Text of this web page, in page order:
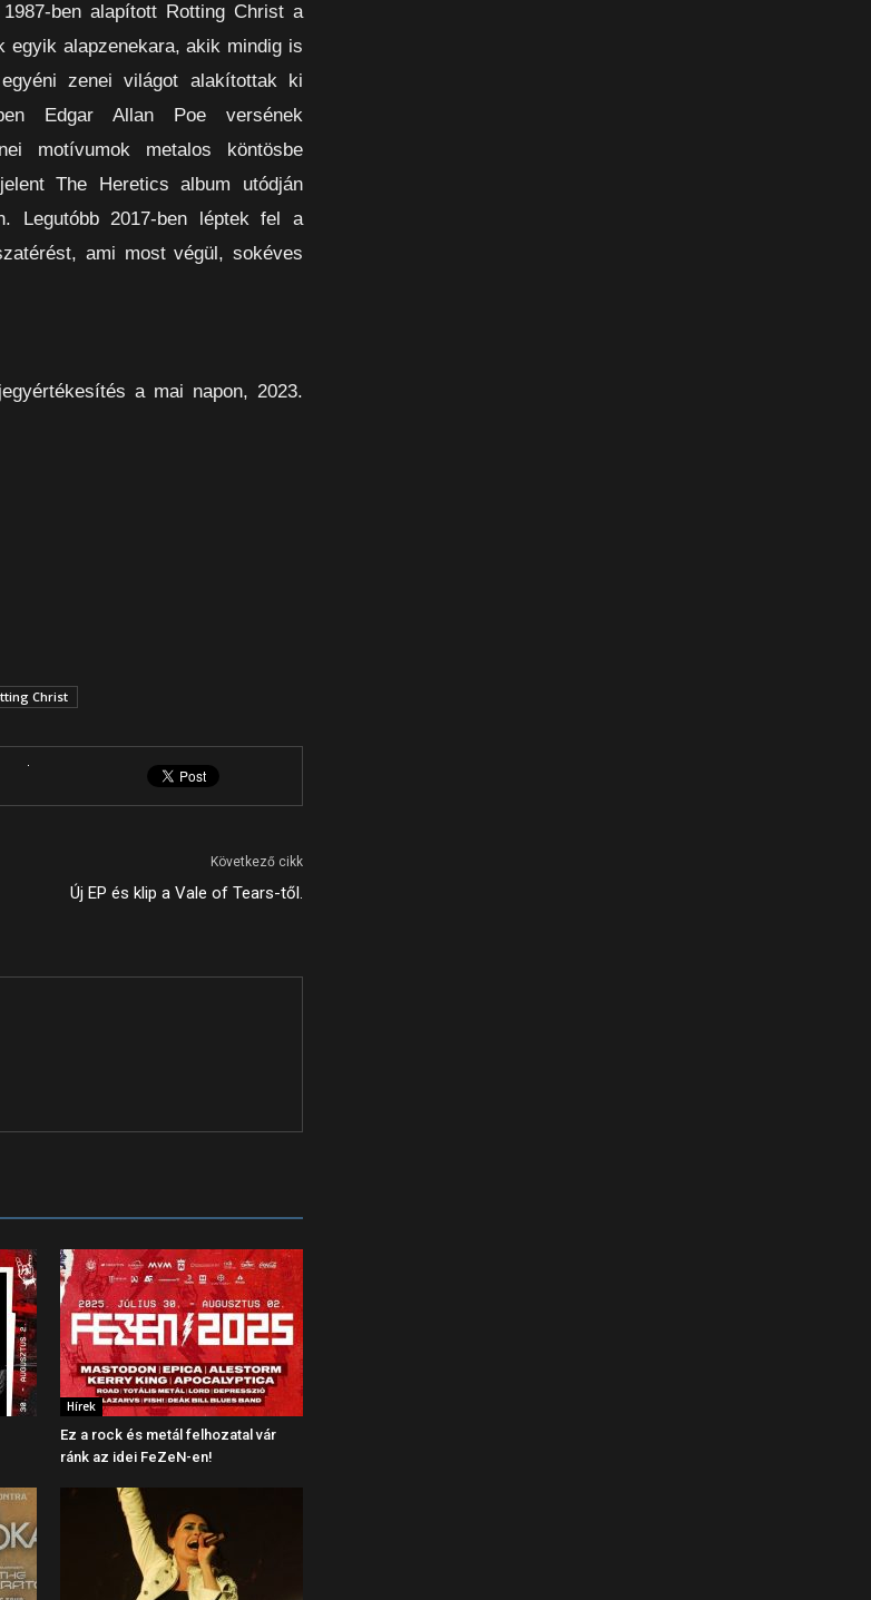
ben alapított Rotting Christ a
alapzenekara, akik mindig is
zenei világot alakítottak ki
Edgar Allan Poe versének
motívumok metalos köntösbe
The Heretics album utódján
Legutóbb 2017-ben léptek fel a
ami most végül, sokéves
a mai napon, 2023.
Christ
Következő cikk
Új EP és klip a Vale of Tears-től.
Hírek
Ez a rock és metál felhozatal vár
ránk az idei FeZeN-en!